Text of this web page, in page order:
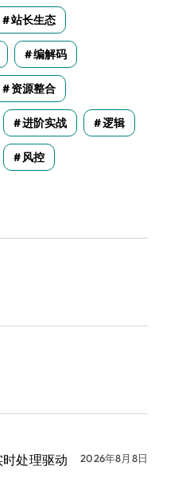
站长生态
编解码
资源整合
进阶实战 逻辑
风控
处理驱动
2026年8月8日